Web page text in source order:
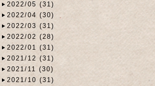
2022/05 (31)
2022/04 (30)
2022/03 (31)
2022/02 (28)
2022/01 (31)
2021/12 (31)
2021/11 (30)
2021/10 (31)